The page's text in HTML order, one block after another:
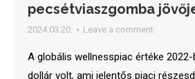
pecsétviaszgomba
2024.03.20. Leave a comment
A globális wellnesspiac értéke 2022-
dollár volt, ami jelentős piaci